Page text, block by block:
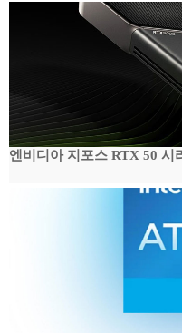
엔비디아 지포스 RTX 50 시